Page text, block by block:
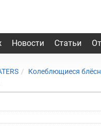
Новости Статьи
Колеблющиеся